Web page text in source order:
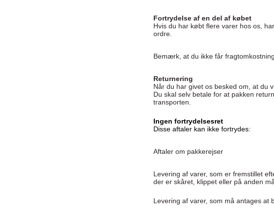
Fortrydelse af en del af købet
Hvis du har købt flere varer hos os,
ordre.
Bemærk, at du ikke får
Returnering
Når du har givet os besked om, at du
Du skal selv betale for at pakken
transporten.
Ingen fortrydelsesret
Disse aftaler kan ikke fortrydes:
Aftaler om pakkerejser
Levering af varer, som er fremstillet
der er skåret, klippet eller på anden
Levering af varer, som må antages at